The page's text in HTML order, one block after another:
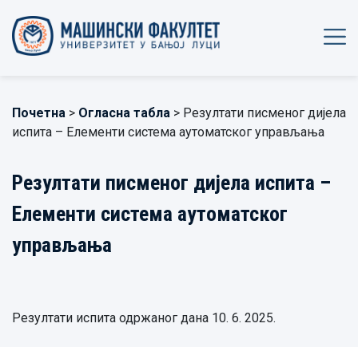
Почетна > Огласна табла > Резултати писменог дијела
испита – Елементи система аутоматског управљања
Резултати писменог дијела испита –
Елементи система аутоматског
управљања
Резултати испита одржаног дана 10. 6. 2025.